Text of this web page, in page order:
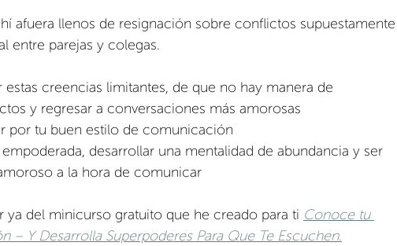
afuera llenos de resignación sobre conflictos supuestamente
entre parejas y colegas.
estas creencias limitantes, de que no hay manera de
y regresar a conversaciones más amorosas
por tu buen estilo de comunicación
desarrollar una mentalidad de abundancia y ser
a la hora de comunicar
ya del minicurso gratuito que he creado para ti Conoce tu
– Y Desarrolla Superpoderes Para Que Te Escuchen.